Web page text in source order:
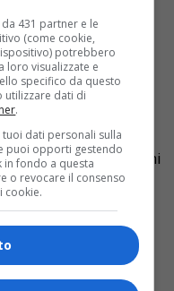
motore Fire 1.2 da 69
€10,100.
è in commercio
7o cavalli. Seppur si
sistemi di sicurezza
vigenti.
particolari innovazioni
il suo prezzo di
con l’indice
dei prezzi
431 partner e le
(come cookie,
potrebbero
loro visualizzate e
specifico da questo
utilizzare dati di
.
dati personali sulla
puoi opporti gestendo
in fondo a questa
o revocare il consenso
cookie.